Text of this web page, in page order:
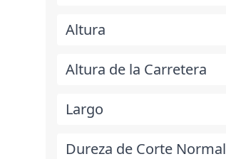
Altura
Altura de la Carretera
Largo
Dureza de Corte Normal